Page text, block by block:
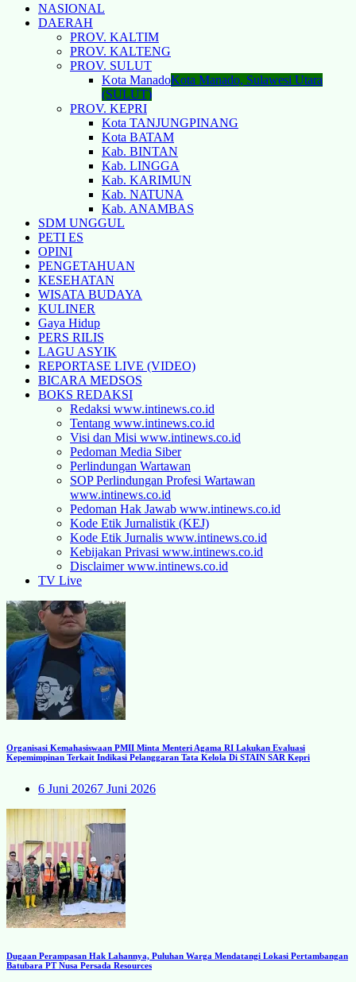
NASIONAL
DAERAH
PROV. KALTIM
PROV. KALTENG
PROV. SULUT
Kota ManadoKota Manado, Sulawesi Utara
(SULUT)
PROV. KEPRI
Kota TANJUNGPINANG
Kota BATAM
Kab. BINTAN
Kab. LINGGA
Kab. KARIMUN
Kab. NATUNA
Kab. ANAMBAS
SDM UNGGUL
PETI ES
OPINI
PENGETAHUAN
KESEHATAN
WISATA BUDAYA
KULINER
Gaya Hidup
PERS RILIS
LAGU ASYIK
REPORTASE LIVE (VIDEO)
BICARA MEDSOS
BOKS REDAKSI
Redaksi www.intinews.co.id
Tentang www.intinews.co.id
Visi dan Misi www.intinews.co.id
Pedoman Media Siber
Perlindungan Wartawan
SOP Perlindungan Profesi Wartawan
www.intinews.co.id
Pedoman Hak Jawab www.intinews.co.id
Kode Etik Jurnalistik (KEJ)
Kode Etik Jurnalis www.intinews.co.id
Kebijakan Privasi www.intinews.co.id
Disclaimer www.intinews.co.id
TV Live
Organisasi Kemahasiswaan PMII Minta Menteri Agama RI Lakukan Evaluasi
Kepemimpinan Terkait Indikasi Pelanggaran Tata Kelola Di STAIN SAR Kepri
6 Juni 20267 Juni 2026
Dugaan Perampasan Hak Lahannya, Puluhan Warga Mendatangi Lokasi Pertambangan
Batubara PT Nusa Persada Resources